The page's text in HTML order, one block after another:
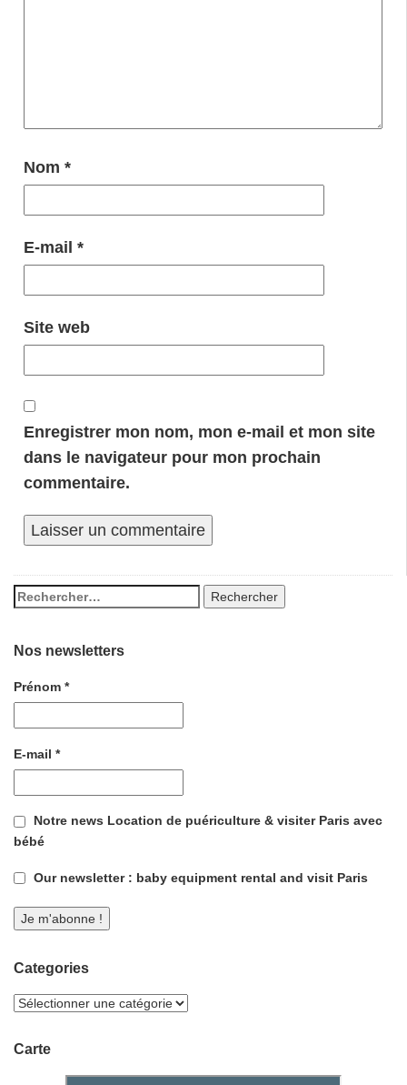
Nom *
E-mail *
Site web
Enregistrer mon nom, mon e-mail et mon site
dans le navigateur pour mon prochain
commentaire.
Nos newsletters
Prénom *
E-mail *
Notre news Location de puériculture & visiter Paris avec
bébé
Our newsletter : baby equipment rental and visit Paris
Categories
Carte